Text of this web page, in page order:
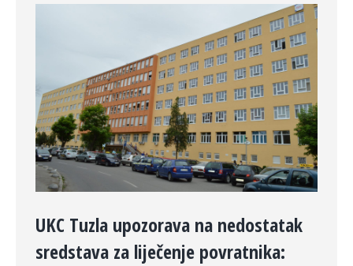
UKC Tuzla upozorava na nedostatak
sredstava za liječenje povratnika: